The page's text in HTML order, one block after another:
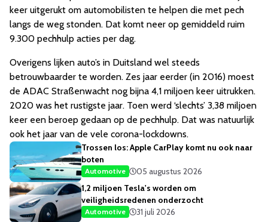
keer uitgerukt om automobilisten te helpen die met pech
langs de weg stonden. Dat komt neer op gemiddeld ruim
9.300 pechhulp acties per dag.
Overigens lijken auto’s in Duitsland wel steeds
betrouwbaarder te worden. Zes jaar eerder (in 2016) moest
de ADAC Straßenwacht nog bijna 4,1 miljoen keer uitrukken.
2020 was het rustigste jaar. Toen werd ‘slechts’ 3,38 miljoen
keer een beroep gedaan op de pechhulp. Dat was natuurlijk
ook het jaar van de vele corona-lockdowns.
Trossen los: Apple CarPlay komt nu ook naar
boten
Automotive
05 augustus 2026
1,2 miljoen Tesla's worden om
veiligheidsredenen onderzocht
Automotive
31 juli 2026